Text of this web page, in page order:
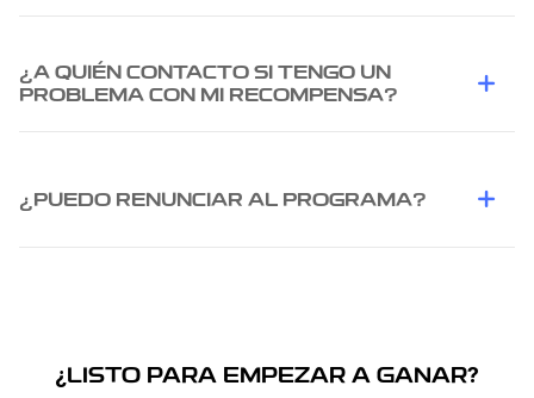
¿A QUIÉN CONTACTO SI TENGO UN
PROBLEMA CON MI RECOMPENSA?
¿PUEDO RENUNCIAR AL PROGRAMA?
¿LISTO PARA EMPEZAR A GANAR?